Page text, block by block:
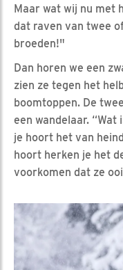
Maar wat wij nu met
dat raven van twee
broeden!"
Dan horen we een
zien ze tegen het
boomtoppen. De
een wandelaar.
je hoort het van
hoort herken je het
voorkomen dat ze